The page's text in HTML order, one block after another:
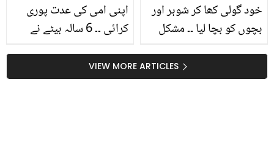
اپنی امی کی عدت پوری
کرائی ۔۔ 6 سالہ بیٹے نے
سپورٹ کرنا شروع کیا؟
دیکھیے
خود گولی کھا کر شوہر اور
بچوں کو بچا لیا ۔۔ مشکل
قائم کرنے والی روشن بی
بی کو عوام کا سلام
VIEW MORE ARTICLES